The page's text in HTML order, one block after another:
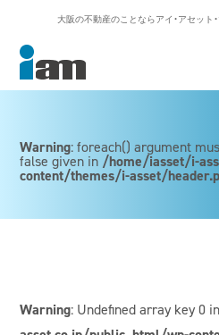
大阪の不動産のことならアイ・アセット
Warning: foreach() argument
false given in /home/iasset/i-
content/themes/i-asset/
Warning: Undefined array key 0 in